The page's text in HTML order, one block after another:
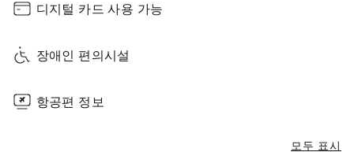
Sunday디지털 카드 사용 가능
장애인 편의시설
항공편 정보
모두 표시